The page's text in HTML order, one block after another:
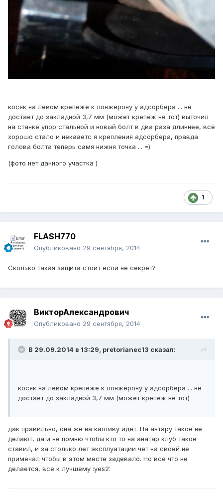
косяк на левом крепеже к лонжерону у адсорбера ... не
достаёт до закладной 3,7 мм (может крепёж не тот) выточил
на станке упор стальной и новый болт в два раза длиннее, всё
хорошо стало и некааетс я крепления адсорбера, правда
голова болта теперь самя нижня точка ... =)
(фото нет данного участка )
1
FLASH770
Опубликовано 29 сентября, 2014
Сколько такая защита стоит если не секрет?
ВикторАлександрович
Опубликовано 29 сентября, 2014
В 29.09.2014 в 13:29, pretorianec13 сказал:
косяк на левом крепеже к лонжерону у адсорбера ... не
достаёт до закладной 3,7 мм (может крепёж не тот)
дак правильно, она же на каптиву идет. На антару такое не
делают, да и не помню чтобы кто то на анатар клуб такое
ставил, и за столько лет эксплуатации чет на своей не
примечал чтобы в этом месте задевало. Но все что не
делается, все к лучшему :yes2: